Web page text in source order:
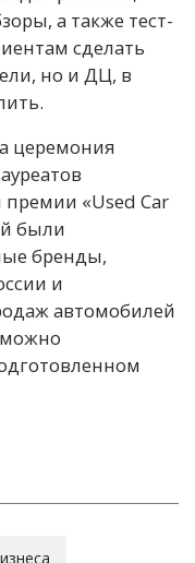
а также тест-
сделать
но и ДЦ, в
церемония
«Used Car
были
бренды,
и
автомобилей